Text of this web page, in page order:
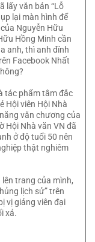
lấy văn bản “Lỗ
lại màn hình để
Nguyễn Hữu
Hồng Minh cần
anh, thì anh đính
Facebook Nhất
tác phẩm tâm đắc
Hội viên Hội Nhà
văn chương của
Hội Nhà văn VN đã
ở độ tuổi 50 nên
thật nghiêm
trang của mình,
lịch sử” trên
vị giảng viên đại
xả.